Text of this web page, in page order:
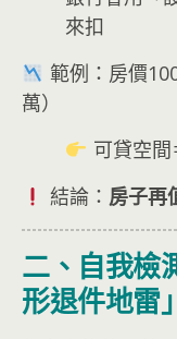
來扣
範例：房價
萬）
可貸空
結論： 房子再
二、自我檢
形退件地雷」